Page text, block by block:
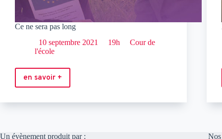
Ce ne sera pas long
10 septembre 2021
19h
Cour de
l'école
en savoir +
Ce
sera
Un évènement produit par : Nos